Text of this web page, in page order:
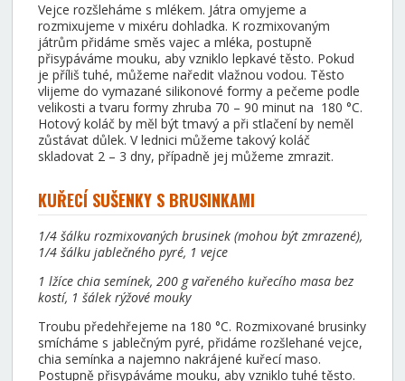
Vejce rozšleháme s mlékem. Játra omyjeme a
rozmixujeme v mixéru dohladka. K rozmixovaným
játrům přidáme směs vajec a mléka, postupně
přisypáváme mouku, aby vzniklo lepkavé těsto. Pokud
je příliš tuhé, můžeme naředit vlažnou vodou. Těsto
vlijeme do vymazané silikonové formy a pečeme podle
velikosti a tvaru formy zhruba 70 – 90 minut na 180 °C.
Hotový koláč by měl být tmavý a při stlačení by neměl
zůstávat důlek. V lednici můžeme takový koláč
skladovat 2 – 3 dny, případně jej můžeme zmrazit.
KUŘECÍ SUŠENKY S BRUSINKAMI
1/4 šálku rozmixovaných brusinek (mohou být zmrazené),
1/4 šálku jablečného pyré, 1 vejce
1 lžíce chia semínek, 200 g vařeného kuřecího masa bez
kostí, 1 šálek rýžové mouky
Troubu předehřejeme na 180 °C. Rozmixované brusinky
smícháme s jablečným pyré, přidáme rozšlehané vejce,
chia semínka a najemno nakrájené kuřecí maso.
Postupně přisypáváme mouku, aby vzniklo tuhé těsto.